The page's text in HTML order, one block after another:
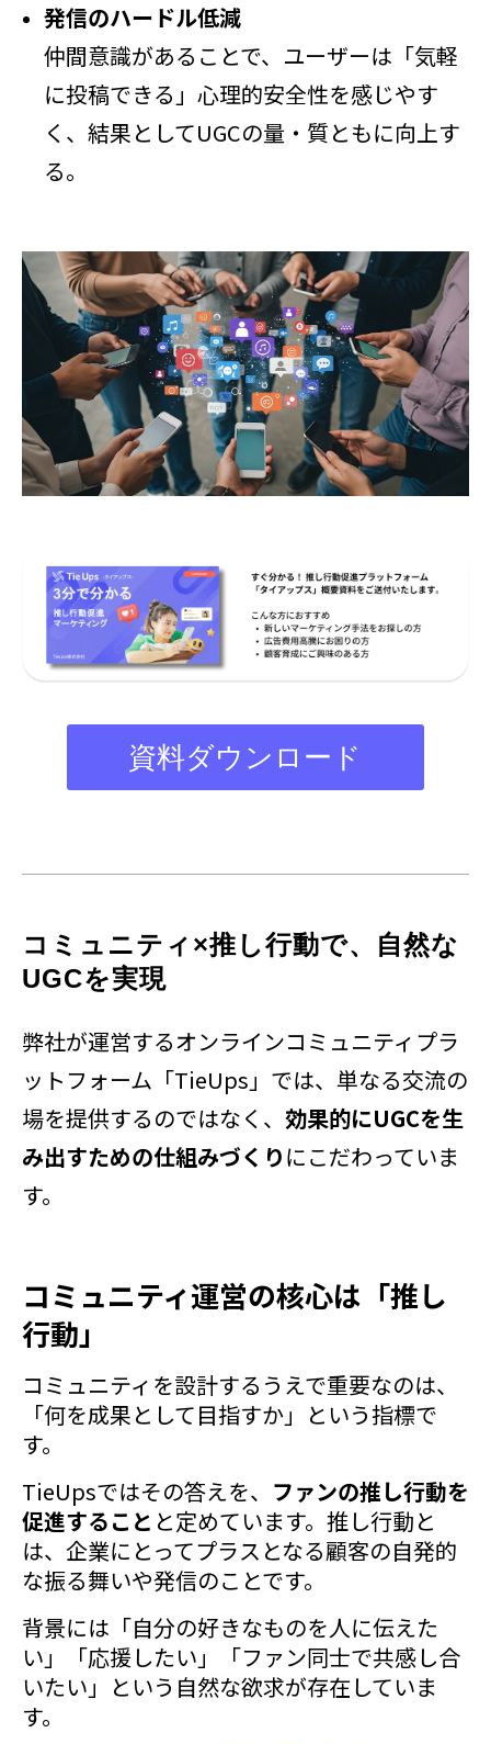
発信のハードル低減
仲間意識があることで、ユーザーは「気軽
に投稿できる」心理的安全性を感じやす
く、結果としてUGCの量・質ともに向上す
る。
資料ダウンロード
コミュニティ×推し行動で、自然な
UGCを実現
弊社が運営するオンラインコミュニティプラ
ットフォーム「TieUps」では、単なる交流の
場を提供するのではなく、 効果的にUGCを生
み出すための仕組みづくりにこだわっていま
す。
コミュニティ運営の核心は「推し
行動」
コミュニティを設計するうえで重要なのは、
「何を成果として目指すか」という指標で
す。
TieUpsではその答えを、 ファンの推し行動を
促進すること と定めています。推し行動と
は、企業にとってプラスとなる顧客の自発的
な振る舞いや発信のことです。
背景には「自分の好きなものを人に伝えた
い」「応援したい」「ファン同士で共感し合
いたい」という自然な欲求が存在していま
す。